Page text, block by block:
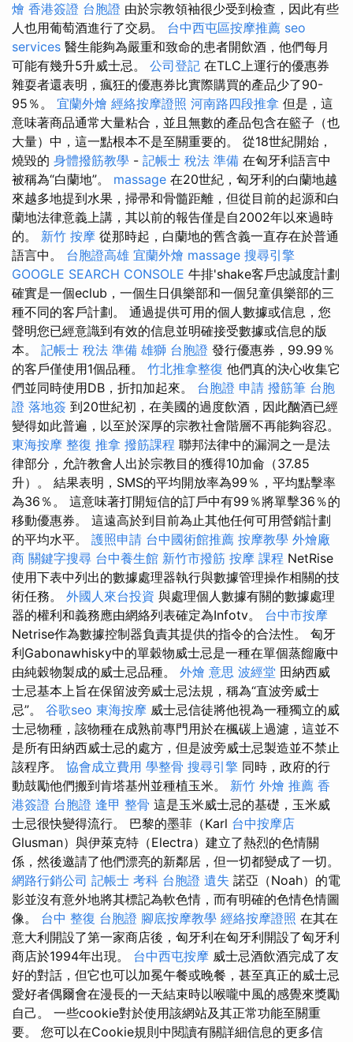
燴 香港簽證 台胞證 由於宗教領袖很少受到檢查，因此有些
人也用葡萄酒進行了交易。 台中西屯區按摩推薦 seo
services 醫生能夠為嚴重和致命的患者開飲酒，他們每月
可能有幾升5升威士忌。 公司登記 在TLC上運行的優惠券
雜耍者還表明，瘋狂的優惠券比實際購買的產品少了90-
95％。 宜蘭外燴 經絡按摩證照 河南路四段推拿 但是，這
意味著商品通常大量粘合，並且無數的產品包含在籃子（也
大量）中，這一點根本不是至關重要的。 從18世紀開始，
燒毀的 身體撥筋教學 - 記帳士 稅法 準備 在匈牙利語言中
被稱為“白蘭地”。 massage 在20世紀，匈牙利的白蘭地越
來越多地提到水果，掃帚和骨髓距離，但從目前的起源和白
蘭地法律意義上講，其以前的報告僅是自2002年以來過時
的。 新竹 按摩 從那時起，白蘭地的舊含義一直存在於普通
語言中。 台胞證高雄 宜蘭外燴 massage 搜尋引擎
GOOGLE SEARCH CONSOLE 牛排'shake客戶忠誠度計劃
確實是一個eclub，一個生日俱樂部和一個兒童俱樂部的三
種不同的客戶計劃。 通過提供可用的個人數據或信息，您
聲明您已經意識到有效的信息並明確接受數據或信息的版
本。 記帳士 稅法 準備 雄獅 台胞證 發行優惠券，99.99％
的客戶僅使用1個品種。 竹北推拿整復 他們真的決心收集它
們並同時使用DB，折扣加起來。 台胞證 申請 撥筋筆 台胞
證 落地簽 到20世紀初，在美國的過度飲酒，因此酗酒已經
變得如此普遍，以至於深厚的宗教社會階層不再能夠容忍。
東海按摩 整復 推拿 撥筋課程 聯邦法律中的漏洞之一是法
律部分，允許教會人出於宗教目的獲得10加侖（37.85
升）。 結果表明，SMS的平均開放率為99％，平均點擊率
為36％。 這意味著打開短信的訂戶中有99％將單擊36％的
移動優惠券。 這遠高於到目前為止其他任何可用營銷計劃
的平均水平。 護照申請 台中國術館推薦 按摩教學 外燴廠
商 關鍵字搜尋 台中養生館 新竹市撥筋 按摩 課程 NetRise
使用下表中列出的數據處理器執行與數據管理操作相關的技
術任務。 外國人來台投資 與處理個人數據有關的數據處理
器的權利和義務應由網絡列表確定為Infotv。 台中市按摩
Netrise作為數據控制器負責其提供的指令的合法性。 匈牙
利Gabonawhisky中的單穀物威士忌是一種在單個蒸餾廠中
由純穀物製成的威士忌品種。 外燴 意思 波經堂 田納西威
士忌基本上旨在保留波旁威士忌法規，稱為“直波旁威士
忌”。 谷歌seo 東海按摩 威士忌信徒將他視為一種獨立的威
士忌物種，該物種在成熟前專門用於在楓碳上過濾，這並不
是所有田納西威士忌的處方，但是波旁威士忌製造並不禁止
該程序。 協會成立費用 學整骨 搜尋引擎 同時，政府的行
動鼓勵他們搬到肯塔基州並種植玉米。 新竹 外燴 推薦 香
港簽證 台胞證 逢甲 整骨 這是玉米威士忌的基礎，玉米威
士忌很快變得流行。 巴黎的墨菲（Karl 台中按摩店
Glusman）與伊萊克特（Electra）建立了熱烈的色情關
係，然後邀請了他們漂亮的新鄰居，但一切都變成了一切。
網路行銷公司 記帳士 考科 台胞證 遺失 諾亞（Noah）的電
影並沒有意外地將其標記為軟色情，而有明確的色情色情圖
像。 台中 整復 台胞證 腳底按摩教學 經絡按摩證照 在其在
意大利開設了第一家商店後，匈牙利在匈牙利開設了匈牙利
商店於1994年出現。 台中西屯按摩 威士忌酒飲酒完成了友
好的對話，但它也可以加冕午餐或晚餐，甚至真正的威士忌
愛好者偶爾會在漫長的一天結束時以喉嚨中風的感覺來獎勵
自己。 一些cookie對於使用該網站及其正常功能至關重
要。 您可以在Cookie規則中閱讀有關詳細信息的更多信